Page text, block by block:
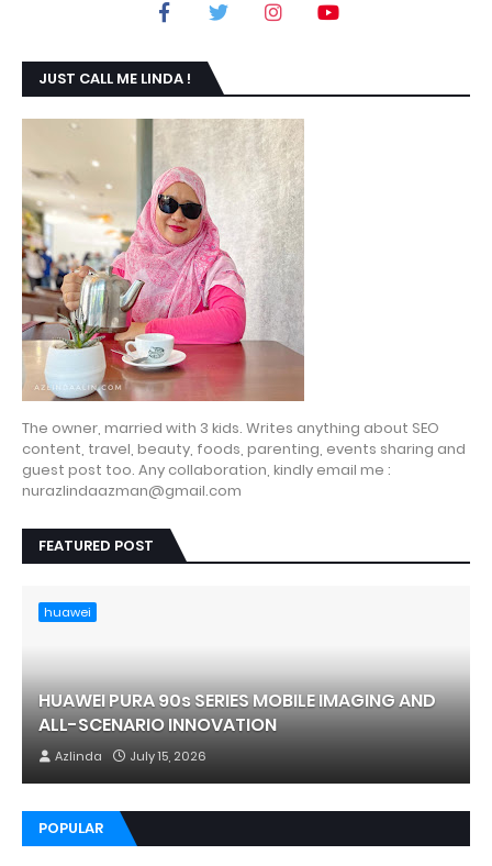
JUST CALL ME LINDA !
The owner, married with 3 kids. Writes anything about SEO
content, travel, beauty, foods, parenting, events sharing and
guest post too. Any collaboration, kindly email me :
nurazlindaazman@gmail.com
FEATURED POST
huawei
HUAWEI PURA 90s SERIES MOBILE IMAGING AND
ALL-SCENARIO INNOVATION
Azlinda July 15, 2026
POPULAR